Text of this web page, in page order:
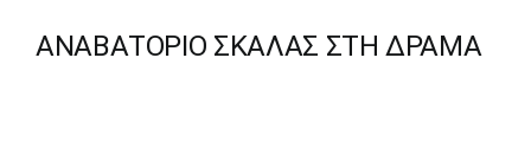
ΑΝΑΒΑΤΟΡΙΟ ΣΚΑΛΑΣ ΣΤΗ ΔΡΑΜΑ